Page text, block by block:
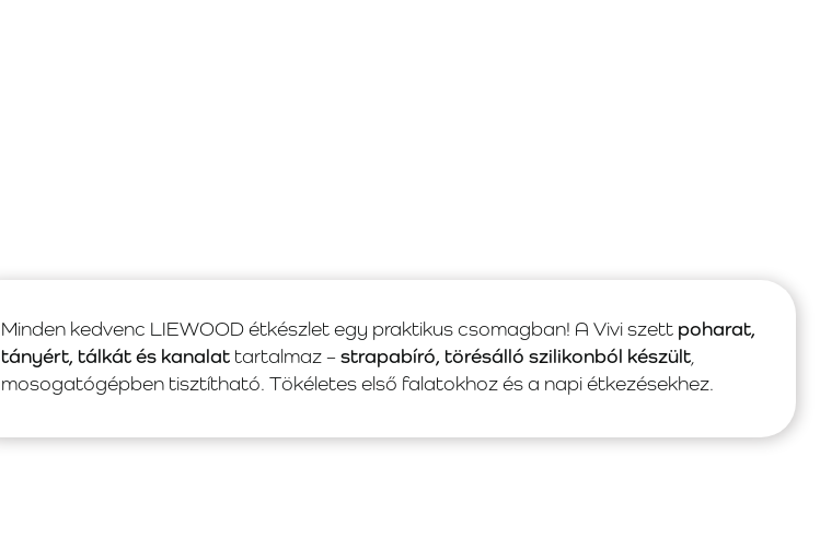
Minden kedvenc LIEWOOD étkészlet egy praktikus csomagban! A Vivi szett poharat,
tányért, tálkát és kanalattartalmaz –strapabíró, törésálló szilikonból készült,
mosogatógépben tisztítható. Tökéletes első falatokhoz és a napi étkezésekhez.